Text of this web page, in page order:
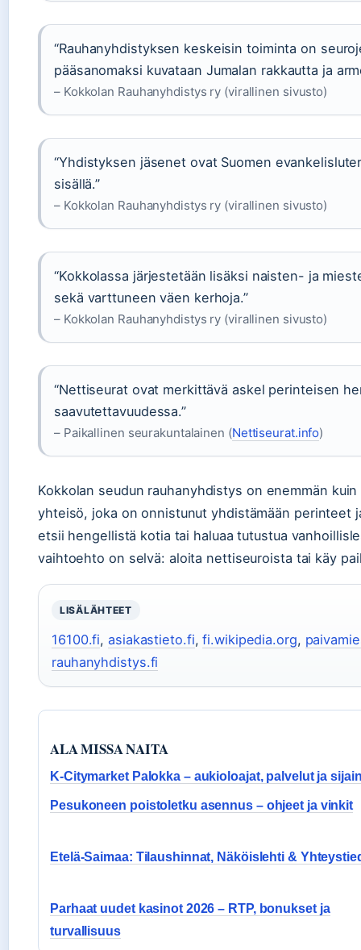
“Rauhanyhdistyksen keskeisin toiminta on
pääsanomaksi kuvataan Jumalan rakkautta ja
– Kokkolan Rauhanyhdistys ry (virallinen sivusto)
“Yhdistyksen jäsenet ovat Suomen
sisällä.”
– Kokkolan Rauhanyhdistys ry (virallinen sivusto)
“Kokkolassa järjestetään lisäksi naisten- ja
sekä varttuneen väen kerhoja.”
– Kokkolan Rauhanyhdistys ry (virallinen sivusto)
“Nettiseurat ovat merkittävä askel perinteisen
saavutettavuudessa.”
– Paikallinen seurakuntalainen (Nettiseurat.info)
Kokkolan seudun rauhanyhdistys on enemmän
yhteisö, joka on onnistunut yhdistämään perinteet
etsii hengellistä kotia tai haluaa tutustua
vaihtoehto on selvä: aloita nettiseuroista tai käy
LISÄLÄHTEET
16100.fi,asiakastieto.fi,fi.wikipedia.org,
rauhanyhdistys.fi
ALA MISSA NAITA
K-Citymarket Palokka – aukioloajat, palvelut ja
Pesukoneen poistoletku asennus – ohjeet ja vinkit
Etelä-Saimaa: Tilaushinnat, Näköislehti &
Parhaat uudet kasinot 2026 – RTP, bonukset ja
turvallisuus